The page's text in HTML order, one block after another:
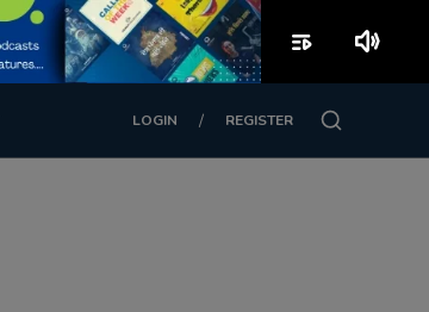
LOGIN / REGISTER
playlist_play volume_up